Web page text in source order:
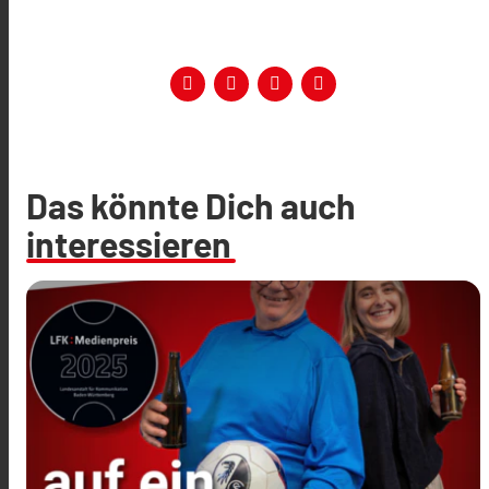
Das könnte Dich auch
interessieren